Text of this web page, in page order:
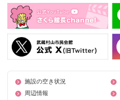
施設の空き状況
周辺情報